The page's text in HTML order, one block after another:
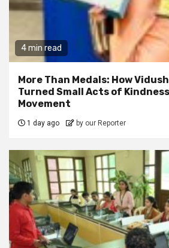
4 min read
More Than Medals: How
Turned Small Acts of
Movement
1 day ago by our Reporter